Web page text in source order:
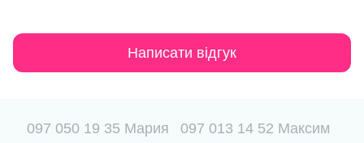
Написати відгук
097 050 19 35 Мария 097 013 14 52 Максим